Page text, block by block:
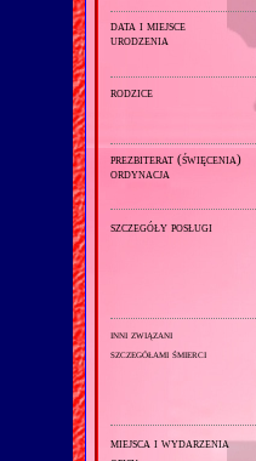
data i miejsce
urodzenia
rodzice
prezbiterat (święcenia)
ordynacja
szczegóły posługi
inni związani
szczegółami śmierci
miejsca i wydarzenia